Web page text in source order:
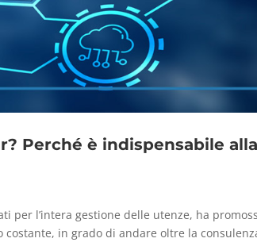
Perché è indispensabile
per l’intera gestione delle utenze, ha
in grado di andare oltre la